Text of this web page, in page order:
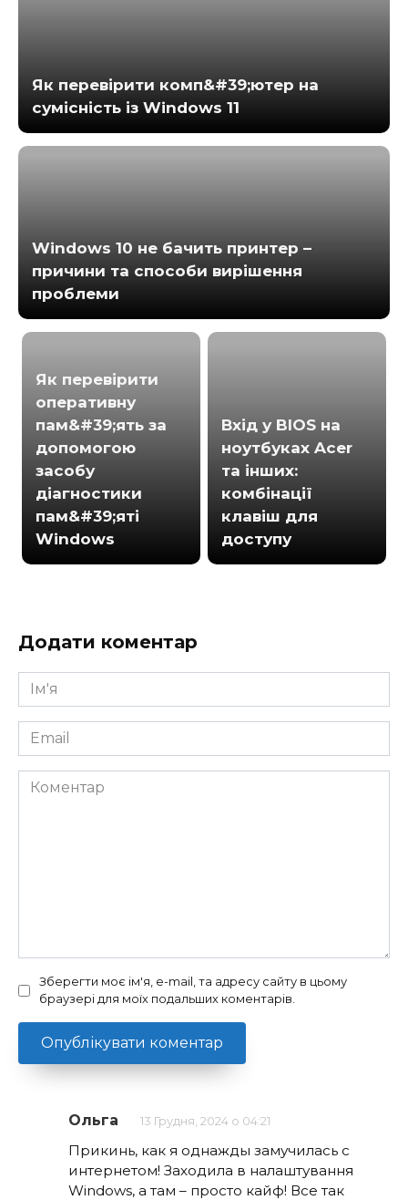
Як перевірити комп&#39;ютер на
сумісність із Windows 11
Windows 10 не бачить принтер –
причини та способи вирішення
проблеми
Як перевірити
оперативну
пам&#39;ять за
допомогою
засобу
діагностики
пам&#39;яті
Windows
Вхід у BIOS на
ноутбуках Acer
та інших:
комбінації
клавіш для
доступу
Додати коментар
Ім'я
*
Email
*
Коментар
Зберегти моє ім'я, e-mail, та адресу сайту в цьому
браузері для моїх подальших коментарів.
Ольга 13 Грудня, 2024 о 04:21
Прикинь, как я однажды замучилась с
интернетом! Заходила в налаштування
Windows, а там – просто кайф! Все так